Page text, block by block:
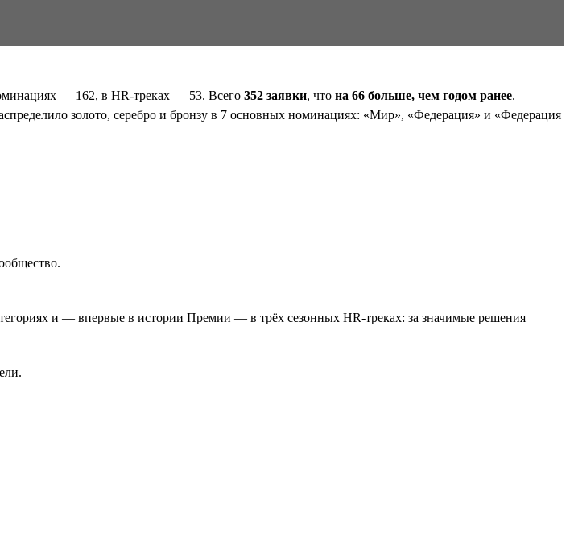
— 162, в HR-треках — 53. Всего 352 заявки, что на 66 больше, чем годом ранее.
золото, серебро и бронзу в 7 основных номинациях: «Мир», «Федерация» и «Федерация
и — впервые в истории Премии — в трёх сезонных HR-треках: за значимые решения